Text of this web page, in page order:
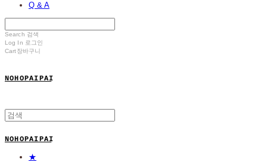
Q & A
Search 검색
Log In 로그인
Cart장바구니
N O H O P A I P A I
N O H O P A I P A I
★